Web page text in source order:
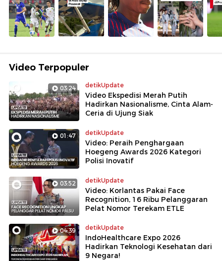
Video Terpopuler
03:24 detikUpdate
Video Ekspedisi Merah Putih
Hadirkan Nasionalisme, Cinta Alam-
Ceria di Ujung Siak
01:47 detikUpdate
Video: Peraih Penghargaan
Hoegeng Awards 2026 Kategori
Polisi Inovatif
03:52 detikUpdate
Video: Korlantas Pakai Face
Recognition, 16 Ribu Pelanggaran
Pelat Nomor Terekam ETLE
04:39 detikUpdate
IndoHealthcare Expo 2026
Hadirkan Teknologi Kesehatan dari
9 Negara!